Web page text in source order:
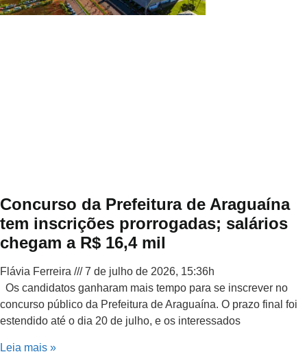
Concurso da Prefeitura de Araguaína
tem inscrições prorrogadas; salários
chegam a R$ 16,4 mil
Flávia Ferreira
7 de julho de 2026, 15:36h
Os candidatos ganharam mais tempo para se inscrever no
concurso público da Prefeitura de Araguaína. O prazo final foi
estendido até o dia 20 de julho, e os interessados
Leia mais »